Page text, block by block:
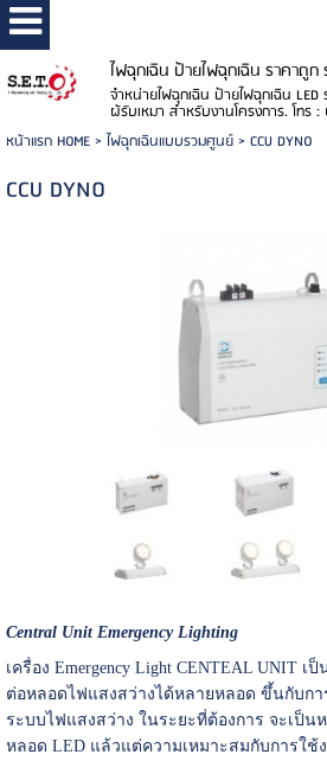
ไฟฉุกเฉิน ป้ายไฟฉุกเฉิน ราคาถูก
จำหน่ายไฟฉุกเฉิน ป้ายไฟฉุกเฉิน
ผู้รับเหมา สำหรับงานโครงการ. โทร :
หน้าแรก HOME>ไฟฉุกเฉินแบบรวมศูนย์> CCU DYNO
CCU DYNO
Central Unit Emergency Lighting
เครื่อง Emergency Light CENTEAL UNIT เ
ต่อหลอดไฟแสงสว่างได้หลายหลอด ขึ้นกับก
ระบบไฟแสงสว่าง ในระยะที่ต้องการ จะเป็น
หลอด LED แล้วแต่ความเหมาะสมกับการใช้